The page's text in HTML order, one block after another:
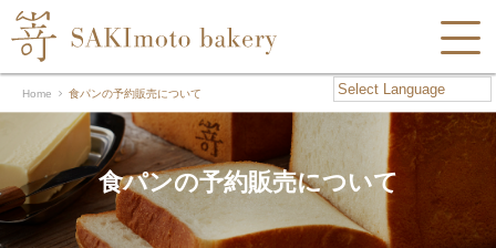
Home 食パンの予約販売について
食パンの予約販売について